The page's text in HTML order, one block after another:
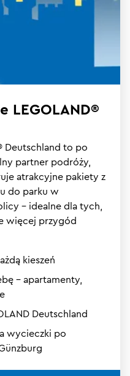
LEGOLAND®
Deutschland to po
partner podróży,
atrakcyjne pakiety z
do parku w
– idealne dla tych,
więcej przygód
kieszeń
– apartamenty,
Deutschland
wycieczki po